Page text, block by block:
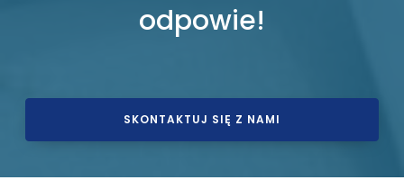
odpowie!
SKONTAKTUJ SIĘ Z NAMI